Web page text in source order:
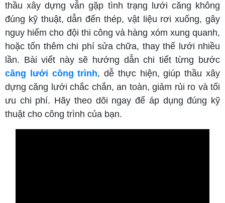
thầu xây dựng vẫn gặp tình trạng lưới căng không
đúng kỹ thuật, dẫn đến thép, vật liệu rơi xuống, gây
nguy hiểm cho đội thi công và hàng xóm xung quanh,
hoặc tốn thêm chi phí sửa chữa, thay thế lưới nhiều
lần. Bài viết này sẽ hướng dẫn chi tiết từng bước
căng lưới công trình, dễ thực hiện, giúp thầu xây
dựng căng lưới chắc chắn, an toàn, giảm rủi ro và tối
ưu chi phí. Hãy theo dõi ngay để áp dụng đúng kỹ
thuật cho công trình của bạn.